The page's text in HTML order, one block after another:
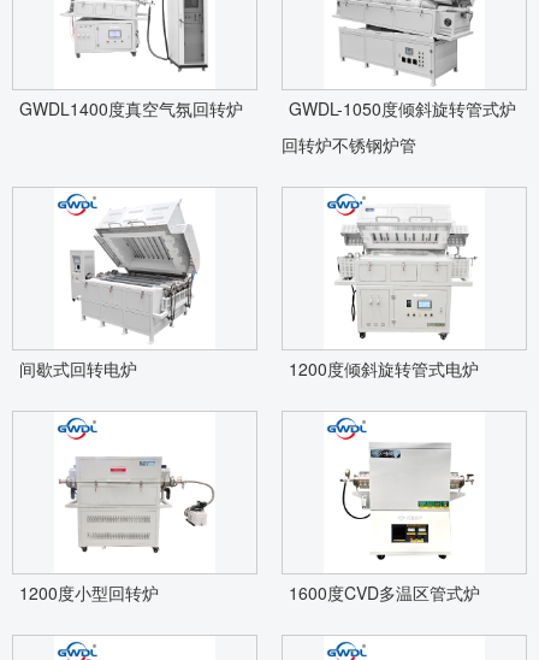
GWDL1400度真空气氛回转炉
GWDL-1050度倾斜旋转管式炉
回转炉不锈钢炉管
间歇式回转电炉 1200度倾斜旋转管式电炉
1200度小型回转炉 1600度CVD多温区管式炉